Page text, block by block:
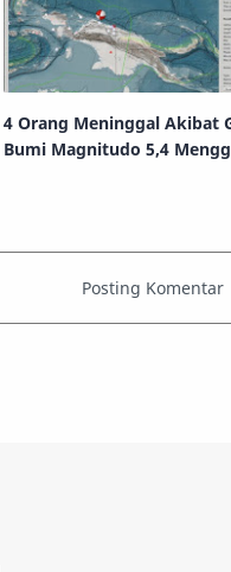
4 Orang Meninggal Akibat
Bumi Magnitudo 5,4